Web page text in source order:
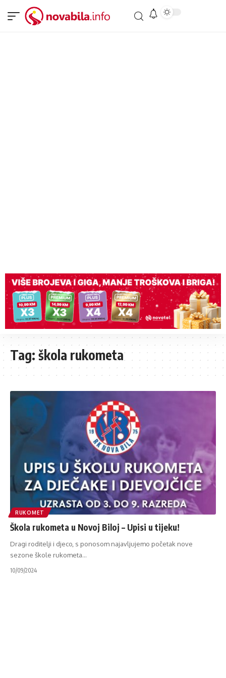
Tag: škola rukometa
RUKOMET
Škola rukometa u Novoj Biloj – Upisi u tijeku!
Dragi roditelji i djeco, s ponosom najavljujemo početak nove
sezone škole rukometa…
10/09/2024